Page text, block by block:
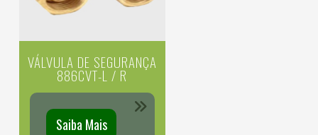
VÁLVULA DE SEGURANÇA
886CVT-L / R
Saiba Mais